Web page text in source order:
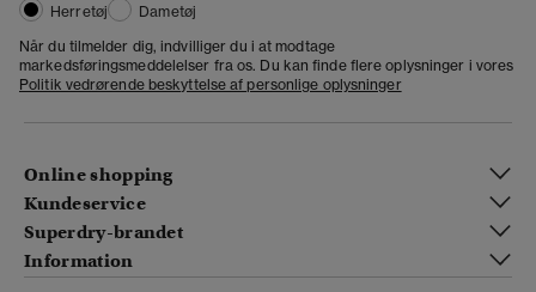
Herretøj
Dametøj
Når du tilmelder dig, indvilliger du i at modtage
markedsføringsmeddelelser fra os. Du kan finde flere oplysninger i vores
Politik vedrørende beskyttelse af personlige oplysninger
Online shopping
Kundeservice
Superdry-brandet
Information